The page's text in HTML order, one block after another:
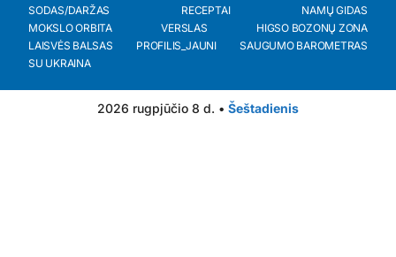
SODAS/DARŽAS
RECEPTAI
NAMŲ GIDAS
MOKSLO ORBITA
VERSLAS
HIGSO BOZONŲ ZONA
LAISVĖS BALSAS
PROFILIS_JAUNI
SAUGUMO BAROMETRAS
SU UKRAINA
2026 rugpjūčio 8 d. • Šeštadienis